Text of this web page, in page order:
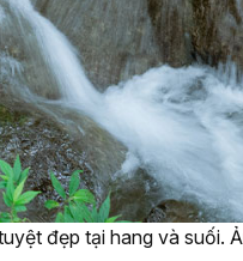
đẹp tại hang và suối.